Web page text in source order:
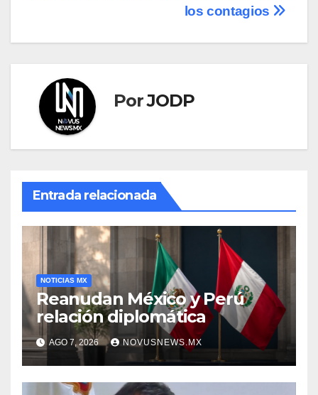
los contagios
PorJODP
Entrada relacionada
NOTICIAS MX
Reanudan México y Perú
relación diplomática
AGO 7, 2026 NOVUSNEWS.MX